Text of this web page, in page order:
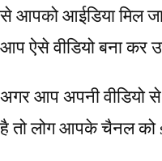
से आपको आईडिया मिल
आप ऐसे वीडियो बना कर
अगर आप अपनी वीडियो
है तो लोग आपके चैनल को